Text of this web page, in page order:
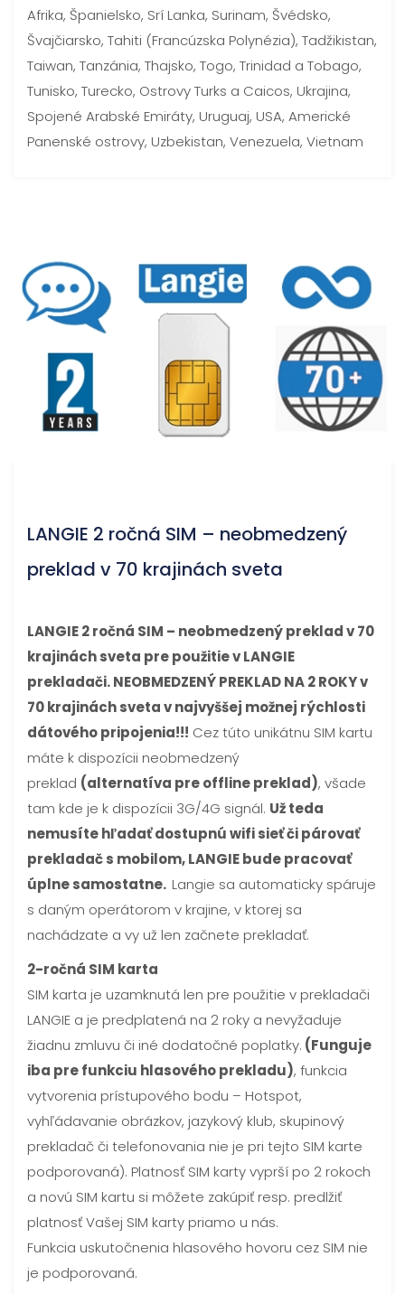
Afrika, Španielsko, Srí Lanka, Surinam, Švédsko,
Švajčiarsko, Tahiti (Francúzska Polynézia), Tadžikistan,
Taiwan, Tanzánia, Thajsko, Togo, Trinidad a Tobago,
Tunisko, Turecko, Ostrovy Turks a Caicos, Ukrajina,
Spojené Arabské Emiráty, Uruguaj, USA, Americké
Panenské ostrovy, Uzbekistan, Venezuela, Vietnam
LANGIE 2 ročná SIM – neobmedzený
preklad v 70 krajinách sveta
LANGIE 2 ročná SIM – neobmedzený preklad v 70
krajinách sveta pre použitie v LANGIE
prekladači. NEOBMEDZENÝ PREKLAD NA 2 ROKY v
70 krajinách sveta v najvyššej možnej rýchlosti
dátového pripojenia!!! Cez túto unikátnu SIM kartu
máte k dispozícii neobmedzený
preklad (alternatíva pre offline preklad), všade
tam kde je k dispozícii 3G/4G signál. Už teda
nemusíte hľadať dostupnú wifi sieť či párovať
prekladač s mobilom, LANGIE bude pracovať
úplne samostatne. Langie sa automaticky spáruje
s daným operátorom v krajine, v ktorej sa
nachádzate a vy už len začnete prekladať.
2-ročná SIM karta
SIM karta je uzamknutá len pre použitie v prekladači
LANGIE a je predplatená na 2 roky a nevyžaduje
žiadnu zmluvu či iné dodatočné poplatky. (Funguje
iba pre funkciu hlasového prekladu), funkcia
vytvorenia prístupového bodu – Hotspot,
vyhľádavanie obrázkov, jazykový klub, skupinový
prekladač či telefonovania nie je pri tejto SIM karte
podporovaná). Platnosť SIM karty vyprší po 2 rokoch
a novú SIM kartu si môžete zakúpiť resp. predlžiť
platnosť Vašej SIM karty priamo u nás.
Funkcia uskutočnenia hlasového hovoru cez SIM nie
je podporovaná.